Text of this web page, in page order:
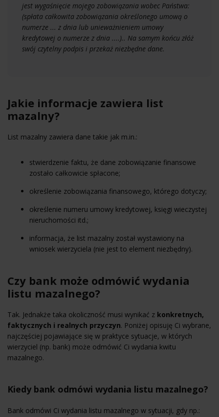
jest wygaśnięcie mojego zobowiązania wobec Państwa:
(spłata całkowita zobowiązania określonego umową o
numerze ... z dnia lub unieważnieniem umowy
kredytowej o numerze z dnia ....).. Na samym końcu złóż
swój czytelny podpis i przekaż niezbędne dane.
Jakie informacje zawiera list
mazalny?
List mazalny zawiera dane takie jak m.in.:
stwierdzenie faktu, że dane zobowiązanie finansowe
zostało całkowicie spłacone;
określenie zobowiązania finansowego, którego dotyczy;
określenie numeru umowy kredytowej, księgi wieczystej
nieruchomości itd.;
informacja, że list mazalny został wystawiony na
wniosek wierzyciela (nie jest to element niezbędny).
Czy bank może odmówić wydania
listu mazalnego?
Tak. Jednakże taka okoliczność musi wynikać z konkretnych,
faktycznych i realnych przyczyn. Poniżej opisuję Ci wybrane,
najczęściej pojawiające się w praktyce sytuacje, w których
wierzyciel (np. bank) może odmówić Ci wydania kwitu
mazalnego.
Kiedy bank odmówi wydania listu mazalnego?
Bank odmówi Ci wydania listu mazalnego w sytuacji, gdy np.: